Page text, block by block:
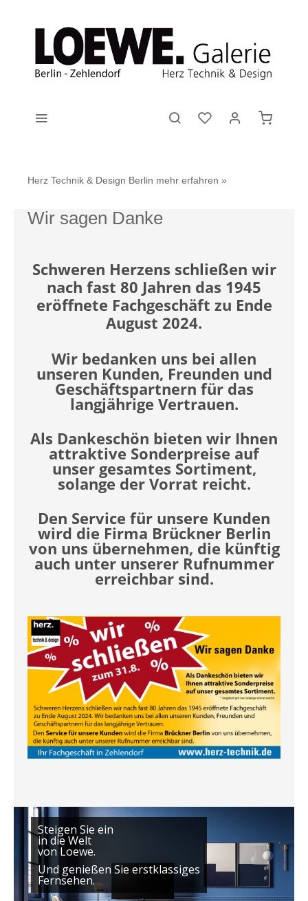
Herz Technik & Design Berlin mehr erfahren »
Wir sagen Danke
Schweren Herzens schließen wir
nach fast 80 Jahren das 1945
eröffnete Fachgeschäft zu Ende
August 2024.
Wir bedanken uns bei allen
unseren Kunden, Freunden und
Geschäftspartnern für das
langjährige Vertrauen.
Als Dankeschön bieten wir Ihnen
attraktive Sonderpreise auf
unser gesamtes Sortiment,
solange der Vorrat reicht.
Den Service für unsere Kunden
wird die Firma Brückner Berlin
von uns übernehmen, die künftig
auch unter unserer Rufnummer
erreichbar sind.
Steigen Sie ein
in die Welt
von Loewe.
Und genießen Sie erstklassiges
Fernsehen.